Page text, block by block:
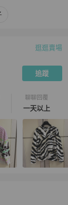
逛逛賣場
追蹤
聊聊回覆
一天以上